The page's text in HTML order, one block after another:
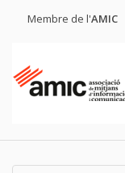
Membre de l'AMIC